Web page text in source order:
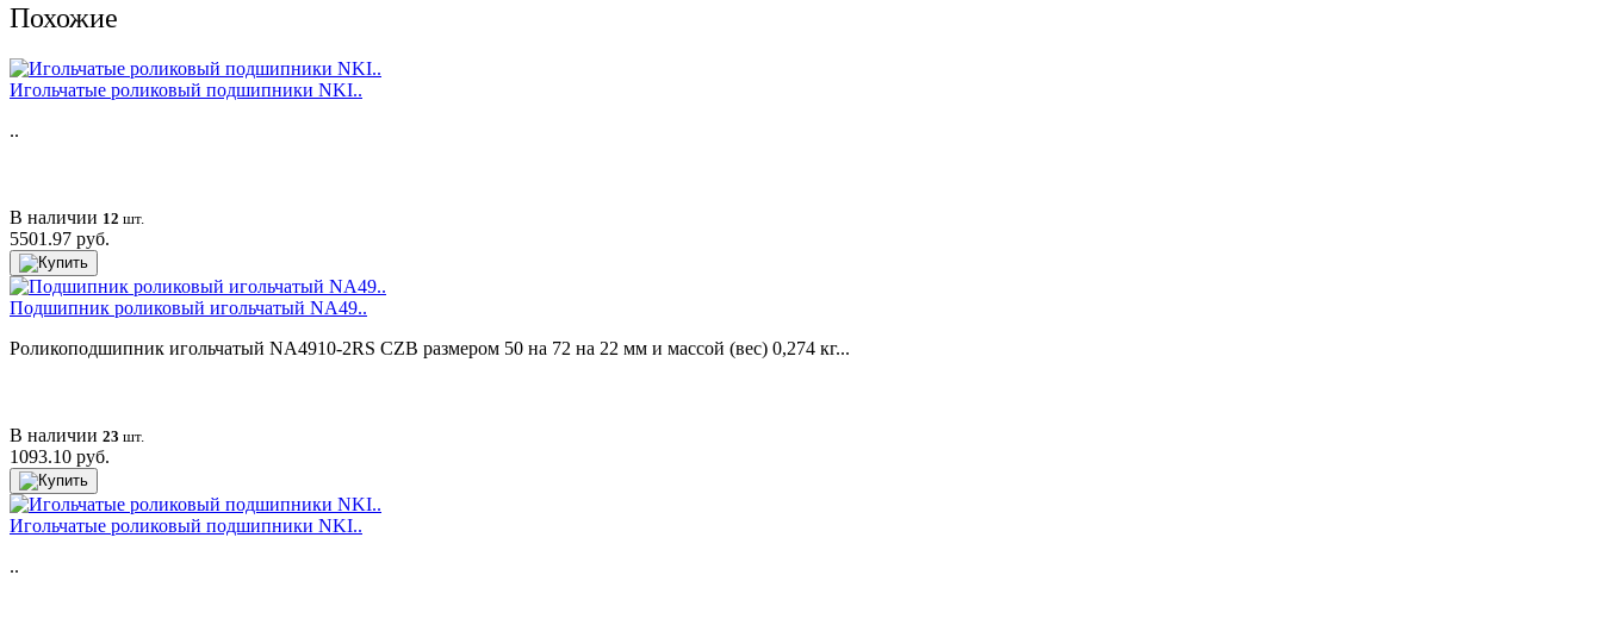
Похожие
Игольчатые роликовый подшипники NKI..
..
В наличии 12 шт.
5501.97 руб.
Подшипник роликовый игольчатый NA49..
Роликоподшипник игольчатый NA4910-2RS CZB размером 50 на 72 на 22 мм и массой (вес) 0,274 кг...
В наличии 23 шт.
1093.10 руб.
Игольчатые роликовый подшипники NKI..
..